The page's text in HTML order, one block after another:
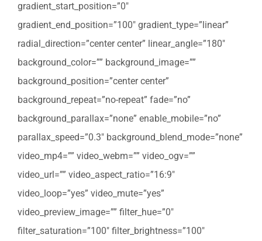
gradient_start_position=”0″
gradient_end_position=”100″ gradient_type=”linear”
radial_direction=”center center” linear_angle=”180″
background_color=”” background_image=””
background_position=”center center”
background_repeat=”no-repeat” fade=”no”
background_parallax=”none” enable_mobile=”no”
parallax_speed=”0.3″ background_blend_mode=”none”
video_mp4=”” video_webm=”” video_ogv=””
video_url=”” video_aspect_ratio=”16:9″
video_loop=”yes” video_mute=”yes”
video_preview_image=”” filter_hue=”0″
filter_saturation=”100″ filter_brightness=”100″